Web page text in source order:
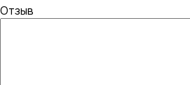
Отзыв